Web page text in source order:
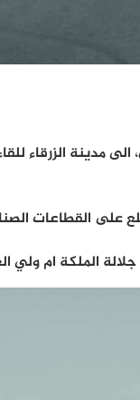
مدينة الزرقاء
على القطاعات
الملكة ام ولي